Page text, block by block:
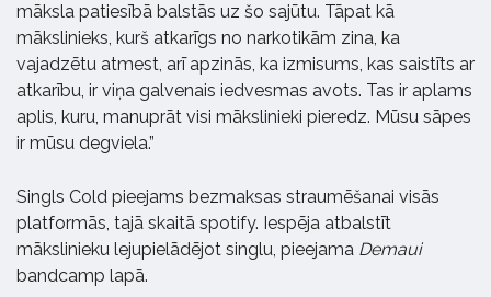
māksla patiesībā balstās uz šo sajūtu. Tāpat kā
mākslinieks, kurš atkarīgs no narkotikām zina, ka
vajadzētu atmest, arī apzinās, ka izmisums, kas saistīts ar
atkarību, ir viņa galvenais iedvesmas avots. Tas ir aplams
aplis, kuru, manuprāt visi mākslinieki pieredz. Mūsu sāpes
ir mūsu degviela.”
Singls Cold pieejams bezmaksas straumēšanai visās
platformās, tajā skaitā spotify. Iespēja atbalstīt
mākslinieku lejupielādējot singlu, pieejama Demaui
bandcamp lapā.